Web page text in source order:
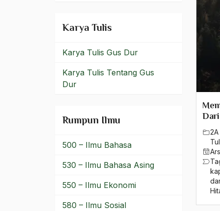
Karya Tulis
Karya Tulis Gus Dur
Karya Tulis Tentang Gus
Dur
Rumpun Ilmu
500 – Ilmu Bahasa
530 – Ilmu Bahasa Asing
550 – Ilmu Ekonomi
580 – Ilmu Sosial
K.H. Ni'am Thahir
K.H. Nur Muhammad
K.H. Zainul Arifin
Kabinet